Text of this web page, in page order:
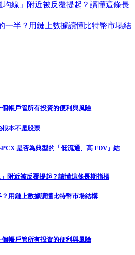
均線」附近被反覆提起？讀懂這條長
一半？用鏈上數據讀懂比特幣市場結
帳戶管所有投資的便利與風險
根本不是股票
是否為典型的「低流通、高 FDV」結
附近被反覆提起？讀懂這條長期指標
用鏈上數據讀懂比特幣市場結構
帳戶管所有投資的便利與風險